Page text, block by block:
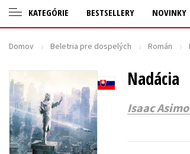
KATEGÓRIE
🛍️ Darčekové poukazy
✍️Knihy s podpisom
🎁 Limitované balíčky
🔥 Výhodné predpredaje
🏷️ Zlacnené knihy
BESTSELLERY NOVINKY
Domov Beletria pre dospelých Román
Nadácia
Isaac